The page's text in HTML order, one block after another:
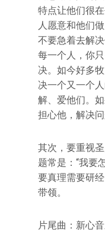
特点让他们很
人愿意和他们
不要急着去解
每一个人，你
决。如今好多
决一个又一个
解、爱他们。
担心他，解决
其次，要重视
题常是：“我要
要真理需要研
带领。
片尾曲：新心音